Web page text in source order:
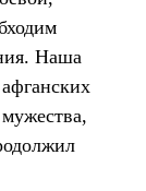
Наша